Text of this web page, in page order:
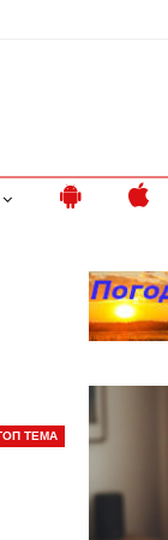
ТЕМА